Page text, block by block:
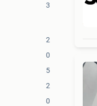
3
2
0
5
2
0